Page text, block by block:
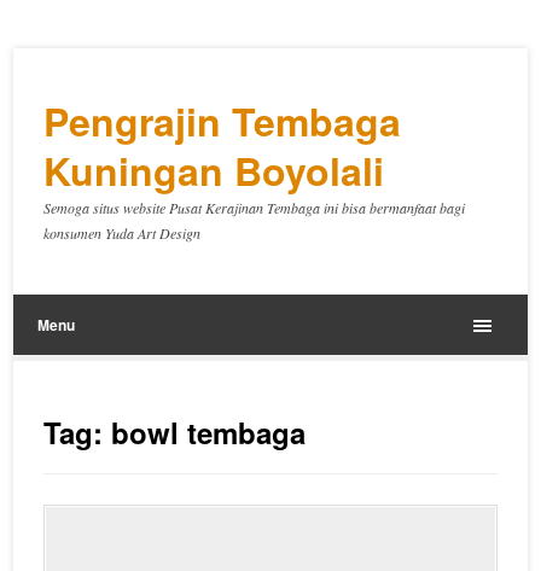
Pengrajin Tembaga
Kuningan Boyolali
Semoga situs website Pusat Kerajinan Tembaga ini bisa bermanfaat bagi
konsumen Yuda Art Design
Menu
Tag: bowl tembaga